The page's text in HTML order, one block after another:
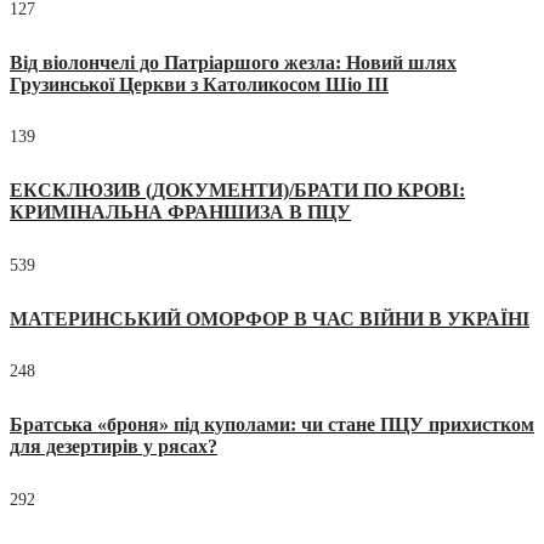
127
Від віолончелі до Патріаршого жезла: Новий шлях
Грузинської Церкви з Католикосом Шіо III
139
ЕКСКЛЮЗИВ (ДОКУМЕНТИ)/БРАТИ ПО КРОВІ:
КРИМІНАЛЬНА ФРАНШИЗА В ПЦУ
539
МАТЕРИНСЬКИЙ ОМОРФОР В ЧАС ВІЙНИ В УКРАЇНІ
248
Братська «броня» під куполами: чи стане ПЦУ прихистком
для дезертирів у рясах?
292